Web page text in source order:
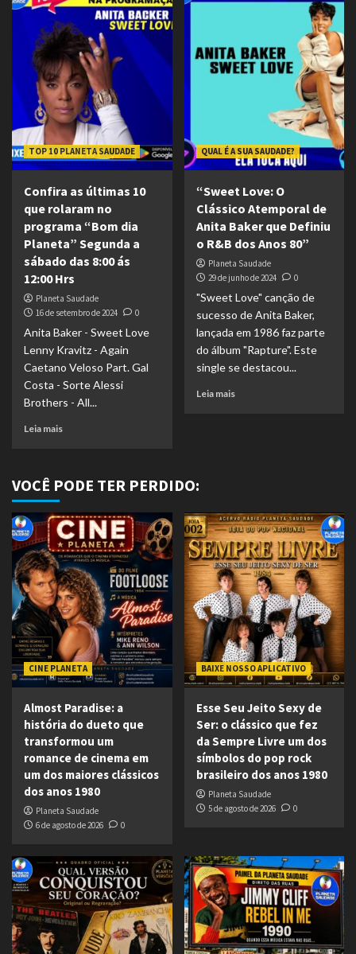
TOP 10 PLANETA SAUDADE
Confira as últimas 10
que rolaram no
programa “Bom dia
Planeta” Segunda a
sábado das 8:00 ás
12:00 Hrs
Planeta Saudade
16 de setembro de 2024
0
Anita Baker - Sweet Love
Lenny Kravitz - Again
Caetano Veloso Part. Gal
Costa - Sorte Alessi
Brothers - All...
Leia mais
QUAL É A SUA SAUDADE?
“Sweet Love: O
Clássico Atemporal de
Anita Baker que Definiu
o R&B dos Anos 80”
Planeta Saudade
29 de junho de 2024
0
"Sweet Love" canção de
sucesso de Anita Baker,
lançada em 1986 faz parte
do álbum "Rapture". Este
single se destacou...
Leia mais
VOCÊ PODE TER PERDIDO:
CINE PLANETA
Almost Paradise: a
história do dueto que
transformou um
romance de cinema em
um dos maiores clássicos
dos anos 1980
Planeta Saudade
6 de agosto de 2026
0
BAIXE NOSSO APLICATIVO
Esse Seu Jeito Sexy de
Ser: o clássico que fez
da Sempre Livre um dos
símbolos do pop rock
brasileiro dos anos 1980
Planeta Saudade
5 de agosto de 2026
0